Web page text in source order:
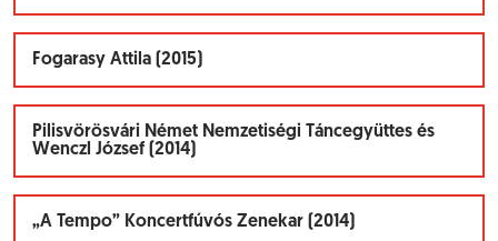
Fogarasy Attila (2015)
Pilisvörösvári Német Nemzetiségi Táncegyüttes és
Wenczl József (2014)
„A Tempo” Koncertfúvós Zenekar (2014)